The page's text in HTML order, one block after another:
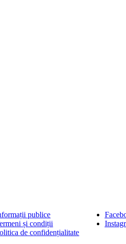
publice
și condiții
de confidențialitate